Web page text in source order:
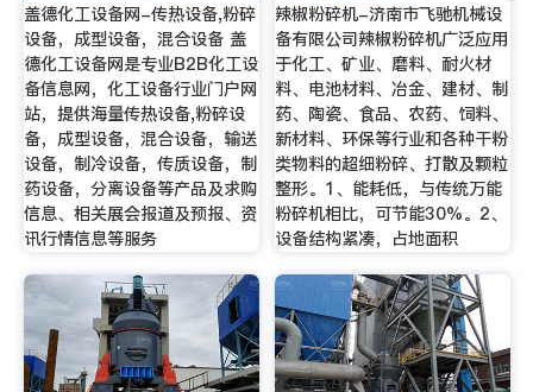
盖德化工设备网-传热设备,粉碎
设备，成型设备，混合设备 盖
德化工设备网是专业B2B化工设
备信息网，化工设备行业门户网
站，提供海量传热设备,粉碎设
备，成型设备，混合设备，输送
设备，制冷设备，传质设备，制
药设备，分离设备等产品及求购
信息、相关展会报道及预报、资
讯行情信息等服务
辣椒粉碎机-济南市飞驰机械设
备有限公司辣椒粉碎机广泛应用
于化工、矿业、磨料、耐火材
料、电池材料、冶金、建材、制
药、陶瓷、食品、农药、饲料、
新材料、环保等行业和各种干粉
类物料的超细粉碎、打散及颗粒
整形。1、能耗低，与传统万能
粉碎机相比，可节能30%。2、
设备结构紧凑，占地面积